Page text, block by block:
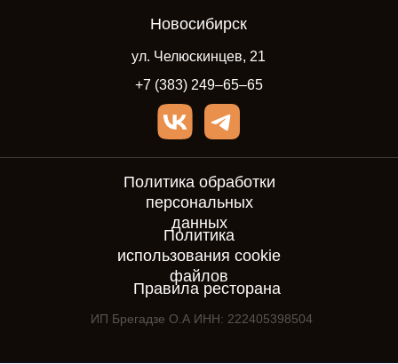
ул. Челюскинцев, 21
+7 (383) 249‒65‒65
Новосибирск
ИП Брегадзе О.А ИНН: 222405398504
Правила ресторана
Политика
использования cookie
файлов
Политика обработки
персональных
данных